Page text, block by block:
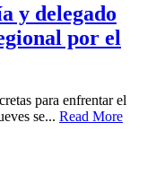
y delegado
por el
para enfrentar el
se... Read More